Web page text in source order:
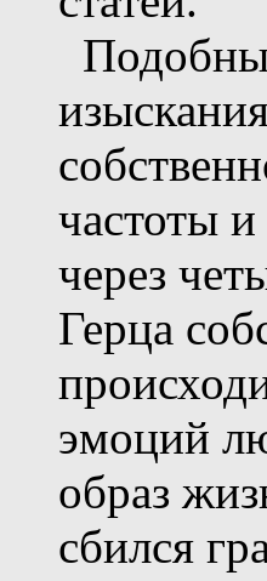
частоты
через
Герца
эмоций
образ
сбился